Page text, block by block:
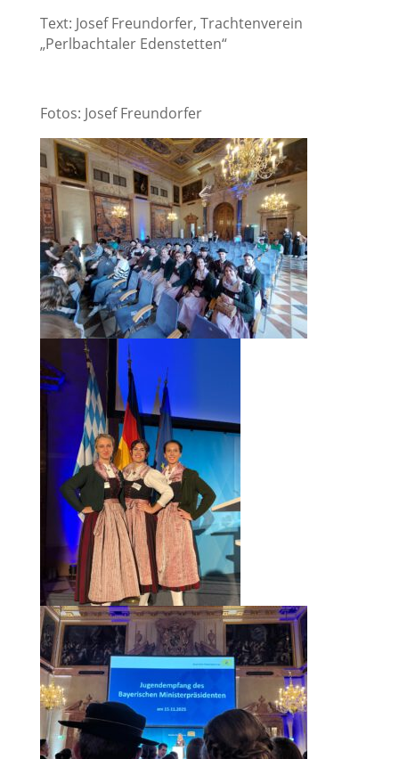
Text: Josef Freundorfer, Trachtenverein
„Perlbachtaler Edenstetten“
Fotos: Josef Freundorfer